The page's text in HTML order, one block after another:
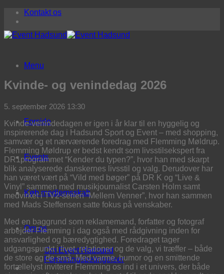
Fortsæt
indhold
Kontakt os
Menu
Forside
Events
Køb medlemsskab
Om os
Om Event Hadsund
Forretningsbetingelser
Kvinde- og venindedag 2026
5. september 2026 13:30
Kvinde-venindedagen er igen i år klar til en hyggelig og
inspirerende dag i Hadsund Sport og Event – med shopping,
samvær og et nærværende foredrag med Flemming Møldrup.
Flemming Møldrup er bedst kendt som livsstilsekspert fra
DR1programmet “Kender du typen?”, hvor han med skarpt
blik analyserede danskernes livsstil og valg. Derudover har
han været vært på “Vild med bøger” på DR K og “Live &
Vinyl” sammen med musikjournalist Carsten Holm samt
medvirket i TV2-serien “Mellem Venner”, hvor han sammen
med Mads Steffensen satte fokus på venskaber.
Med en baggrund som reklamemand, forfatter og fotograf
arbejder Flemming i dag også med rådgivning inden for
ansvarlighed og bæredygtighed. Foredraget tager
udgangspunkt i livet, relationer og de valg, vi træffer – både
de store og de små. Med varme, humor og en smittende
fortællelyst inviterer Flemming os ind i et univers, der både